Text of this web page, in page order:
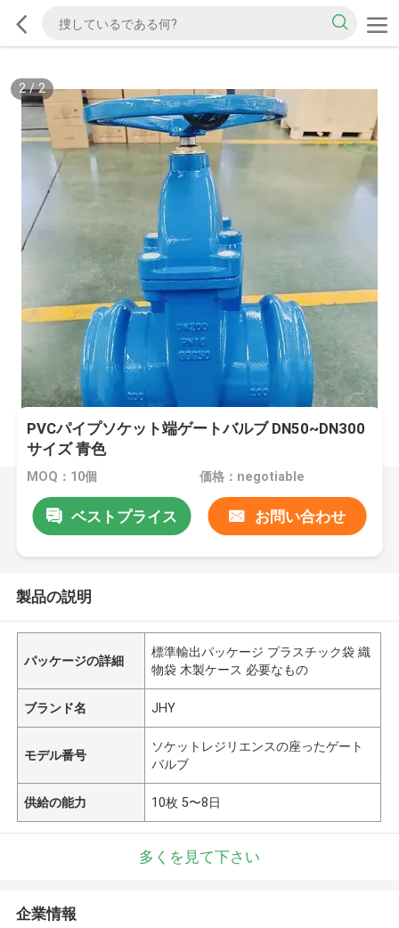
2/2
PVCパイプソケット端ゲートバルブ DN50~DN300
サイズ 青色
MOQ：10個 価格：negotiable
ベストプライス お問い合わせ
製品の説明
パッケージの詳細
標準輸出パッケージ プラスチック袋 織
物袋 木製ケース 必要なもの
ブランド名 JHY
モデル番号
ソケットレジリエンスの座ったゲート
バルブ
供給の能力 10枚 5〜8日
多くを見て下さい
企業情報